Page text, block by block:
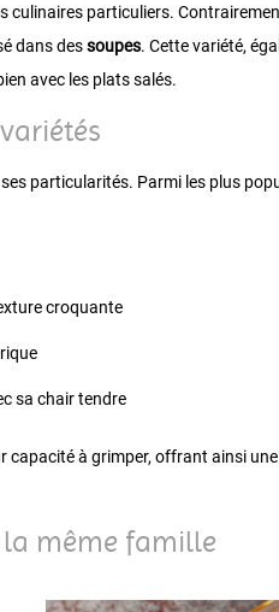
culinaires particuliers.
dans dessoupes. Cette variété,
avec les plats salés.
particularités. Parmi les plus
croquante
sa chair tendre
capacité à grimper, offrant ainsi
la même famille